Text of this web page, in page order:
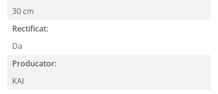
30 cm
Rectificat:
Da
Producator:
KAI